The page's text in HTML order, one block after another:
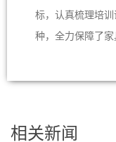
标，认真梳理培
种，全力保障了家
相关新闻